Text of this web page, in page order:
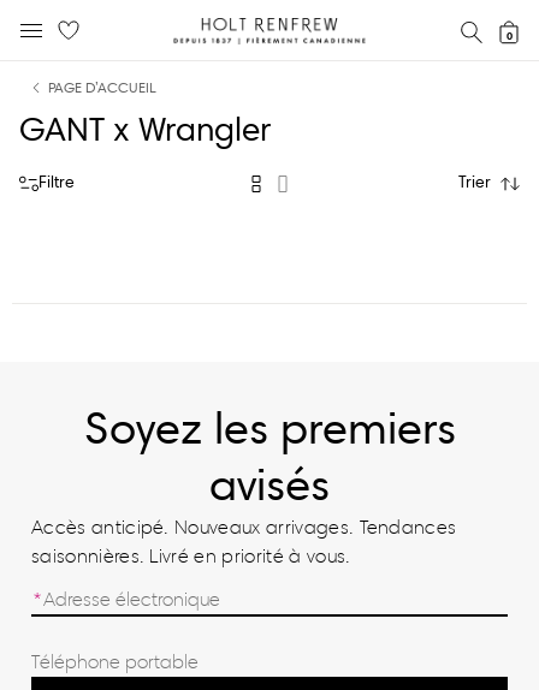
Holt
0
PAGE D’ACCUEIL
GANT x Wrangler
Filtre Trier
Soyez les premiers
avisés
Accès anticipé. Nouveaux arrivages. Tendances
saisonnières. Livré en priorité à vous.